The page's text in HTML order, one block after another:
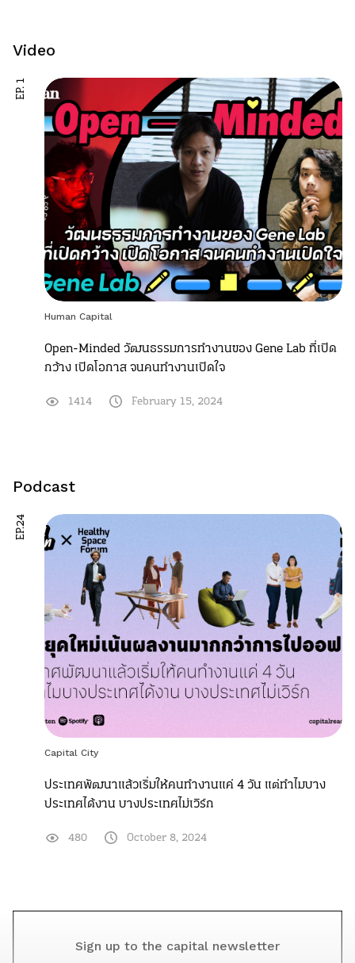
Video
Human Capital
Open-Minded วัฒนธรรมการทำงานของ Gene Lab ที่เปิด
กว้าง เปิดโอกาส จนคนทำงานเปิดใจ
EP. 1
1414 February 15, 2024
Podcast
Capital City
ประเทศพัฒนาแล้วเริ่มให้คนทำงานแค่ 4 วัน แต่ทำไมบาง
ประเทศได้งาน บางประเทศไม่เวิร์ก
EP.24
480 October 8, 2024
Sign up to the capital newsletter